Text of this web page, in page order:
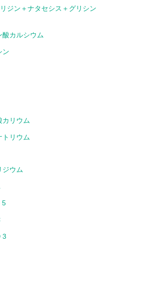
リジン＋ナタセシス＋グリシン
酸カルシウム
ン
カリウム
トリウム
ジウム
5
3